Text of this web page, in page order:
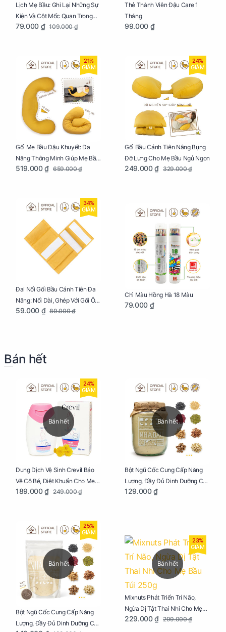
Lịch Mẹ Bầu: Ghi Lại Những Sự
Kiện Và Cột Mốc Quan Trọng
Của Mẹ Và Bé
79.000 ₫ 109.000 ₫
Thẻ Thành Viên Đậu Care 1
Tháng
99.000 ₫
21%
GIẢM
Gối Mẹ Bầu Đậu Khuyết: Đa
Năng Thông Minh Giúp Mẹ Bầu
Ngủ Ngon, Cho Bé Bú Sau Sinh
519.000 ₫ 659.000 ₫
24%
GIẢM
Gối Bầu Cánh Tiên Nâng Bụng
Đỡ Lưng Cho Mẹ Bầu Ngủ Ngon
249.000 ₫ 329.000 ₫
34%
GIẢM
Đai Nối Gối Bầu Cánh Tiên Đa
Năng: Nối Dài, Ghép Với Gối Ôm
Dễ Dàng
59.000 ₫ 89.000 ₫
Chì Màu Hồng Hà 18 Màu
79.000 ₫
Bán hết
Bán hết
24%
GIẢM
Dung Dịch Vệ Sinh Crevil Bảo
Vệ Cô Bé, Diệt Khuẩn Cho Mẹ
Bầu Chai 100ml
189.000 ₫ 249.000 ₫
Bán hết
Bột Ngũ Cốc Cung Cấp Năng
Lượng, Đầy Đủ Dinh Dưỡng Cho
Mẹ Bầu Hũ 250g
129.000 ₫
Bán hết
25%
GIẢM
Bột Ngũ Cốc Cung Cấp Năng
Lượng, Đầy Đủ Dinh Dưỡng Cho
Bán hết
23%
GIẢM
Mixnuts Phát Triển Trí Não,
Ngừa Dị Tật Thai Nhi Cho Mẹ
Bầu Túi 250g
229.000 ₫ 299.000 ₫